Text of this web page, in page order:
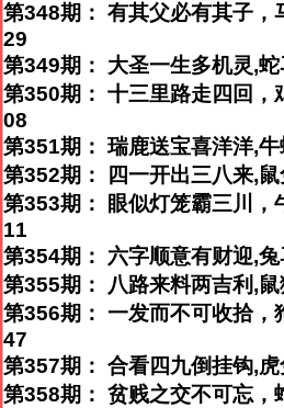
第348期： 有其父必有其子，
29
第349期： 大圣一生多机灵,
第350期： 十三里路走四回，
08
第351期： 瑞鹿送宝喜洋洋,
第352期： 四一开出三八来,
第353期： 眼似灯笼霸三川，
11
第354期： 六字顺意有财迎,
第355期： 八路来料两吉利,
第356期： 一发而不可收拾，
47
第357期： 合看四九倒挂钩,
第358期： 贫贱之交不可忘，